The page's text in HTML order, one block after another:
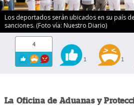
Los deportados serán ubicados en su país
sanciones. (Foto vía: Nuestro Diario)
4
1 1
La Oficina de Aduanas y